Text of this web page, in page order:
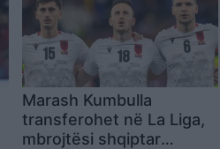
Marash Kumbulla
transferohet në La Liga,
mbrojtësi shqiptar